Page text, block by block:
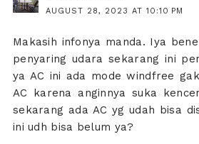
AUGUST 28, 2023 AT 10:10 PM
Makasih infonya manda. Iya
penyaring udara sekarang ini
ya AC ini ada mode windfree
AC karena anginnya suka
sekarang ada AC yg udah bisa
ini udh bisa belum ya?